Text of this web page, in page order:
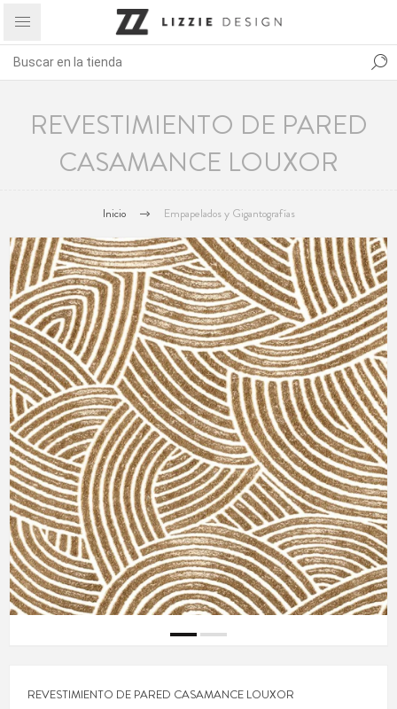
REVESTIMIENTO DE PARED
CASAMANCE LOUXOR
Inicio Empapelados y Gigantografías
REVESTIMIENTO DE PARED CASAMANCE LOUXOR